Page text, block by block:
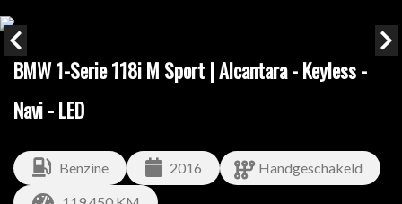
BMW 1-Serie 118i M Sport | Alcantara - Keyless -
Navi - LED
Benzine 2016
Handgeschakeld